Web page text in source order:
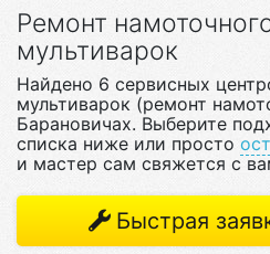
Ремонт
мультиварок
Найдено 6 сервисных
мультиварок (ремонт
Барановичах. Выберите
списка ниже или просто
и мастер сам свяжется с
Быстрая